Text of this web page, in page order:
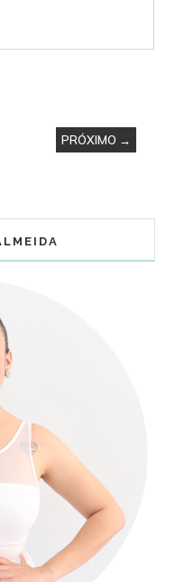
PRÓXIMO →